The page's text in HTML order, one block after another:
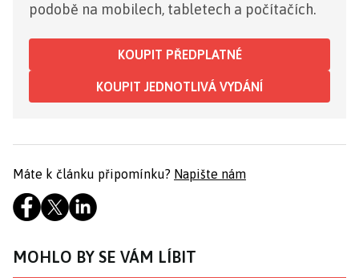
podobě na mobilech, tabletech a počítačích.
KOUPIT PŘEDPLATNÉ
KOUPIT JEDNOTLIVÁ VYDÁNÍ
Máte k článku připomínku? Napište nám
MOHLO BY SE VÁM LÍBIT